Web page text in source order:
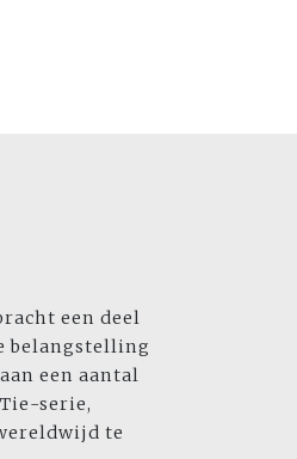
een deel
belangstelling
een aantal
serie,
te